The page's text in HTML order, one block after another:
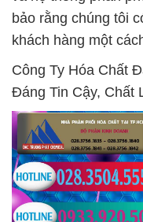
bảo rằng chúng tôi
khách hàng một
Công Ty Hóa Chất
Đáng Tin Cậy, Chất